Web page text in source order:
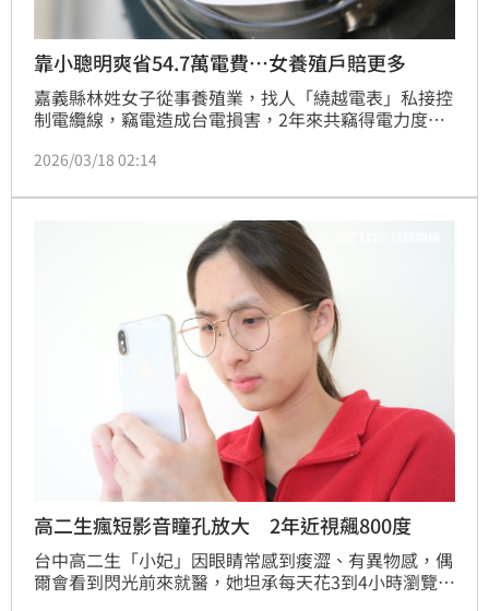
靠小聰明爽省54.7萬電費…女養殖戶賠更多
嘉義縣林姓女子從事養殖業，找人「繞越電表」私接控
制電纜線，竊電造成台電損害，2年來共竊得電力度數
女認罪，只以賠償台電69萬6277元達成和解，法院審
罰金，沒收扣案的控制電纜線，並宣告沒收或追徵53萬
2026/03/18 02:14
高二生瘋短影音瞳孔放大 2年近視飆800度
台中高二生「小妃」因眼睛常感到痠澀、有異物感，偶
爾會看到閃光前來就醫，她坦承每天花3到4小時瀏覽喜